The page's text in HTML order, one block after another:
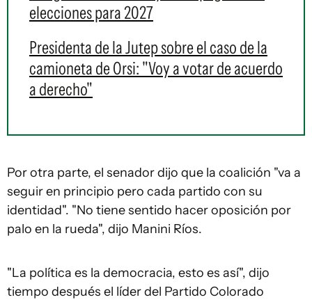
elecciones para 2027
Presidenta de la Jutep sobre el caso de la
camioneta de Orsi: "Voy a votar de acuerdo
a derecho"
Por otra parte, el senador dijo que la coalición "va a
seguir en principio pero cada partido con su
identidad". "No tiene sentido hacer oposición por
palo en la rueda", dijo Manini Ríos.
"La política es la democracia, esto es así", dijo
tiempo después el líder del Partido Colorado